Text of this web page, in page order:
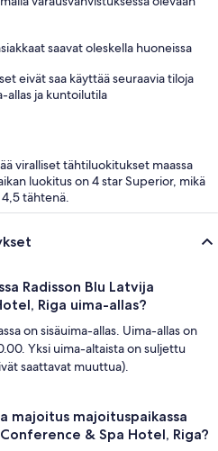
saavat oleskella huoneissa
eivät saa käyttää seuraavia tiloja
allas ja kuntoilutila
viralliset tähtiluokitukset maassa
luokitus on 4 star Superior, mikä
tähtenä.
Radisson Blu Latvija
Riga uima-allas?
on sisäuima-allas. Uima-allas on
Yksi uima-altaista on suljettu
saattavat muuttua).
majoitus majoituspaikassa
& Spa Hotel, Riga?